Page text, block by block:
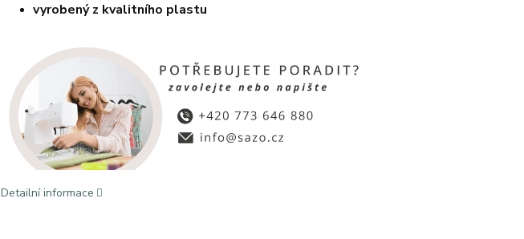
vyrobený z kvalitního plastu
Detailní informace